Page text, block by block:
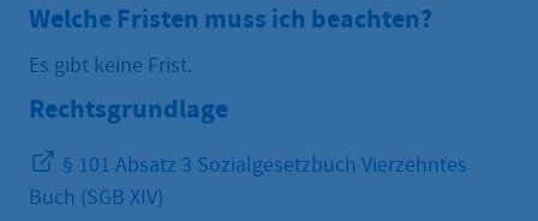
Welche Fristen muss ich beachten?
Es gibt keine Frist.
Rechtsgrundlage
§ 101 Absatz 3 Sozialgesetzbuch Vierzehntes
Buch (SGB XIV)